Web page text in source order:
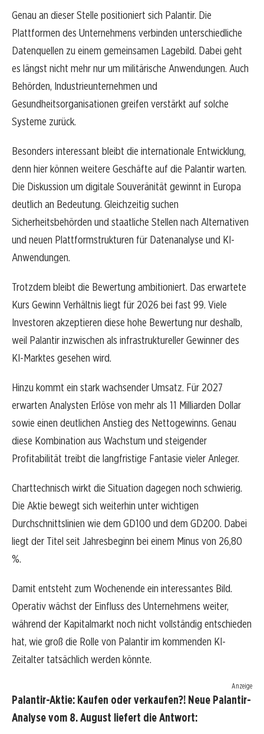
Genau an dieser Stelle positioniert sich Palantir. Die
Plattformen des Unternehmens verbinden unterschiedliche
Datenquellen zu einem gemeinsamen Lagebild. Dabei geht
es längst nicht mehr nur um militärische Anwendungen. Auch
Behörden, Industrieunternehmen und
Gesundheitsorganisationen greifen verstärkt auf solche
Systeme zurück.
Besonders interessant bleibt die internationale Entwicklung,
denn hier können weitere Geschäfte auf die Palantir warten.
Die Diskussion um digitale Souveränität gewinnt in Europa
deutlich an Bedeutung. Gleichzeitig suchen
Sicherheitsbehörden und staatliche Stellen nach Alternativen
und neuen Plattformstrukturen für Datenanalyse und KI-
Anwendungen.
Trotzdem bleibt die Bewertung ambitioniert. Das erwartete
Kurs Gewinn Verhältnis liegt für 2026 bei fast 99. Viele
Investoren akzeptieren diese hohe Bewertung nur deshalb,
weil Palantir inzwischen als infrastruktureller Gewinner des
KI-Marktes gesehen wird.
Hinzu kommt ein stark wachsender Umsatz. Für 2027
erwarten Analysten Erlöse von mehr als 11 Milliarden Dollar
sowie einen deutlichen Anstieg des Nettogewinns. Genau
diese Kombination aus Wachstum und steigender
Profitabilität treibt die langfristige Fantasie vieler Anleger.
Charttechnisch wirkt die Situation dagegen noch schwierig.
Die Aktie bewegt sich weiterhin unter wichtigen
Durchschnittslinien wie dem GD100 und dem GD200. Dabei
liegt der Titel seit Jahresbeginn bei einem Minus von 26,80
%.
Damit entsteht zum Wochenende ein interessantes Bild.
Operativ wächst der Einfluss des Unternehmens weiter,
während der Kapitalmarkt noch nicht vollständig entschieden
hat, wie groß die Rolle von Palantir im kommenden KI-
Zeitalter tatsächlich werden könnte.
Anzeige
Palantir-Aktie: Kaufen oder verkaufen?! Neue Palantir-
Analyse vom 8. August liefert die Antwort: